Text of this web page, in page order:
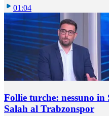
01:04
Follie turche: nessuno
Salah al Trabzonspor